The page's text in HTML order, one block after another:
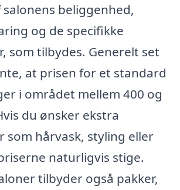
beliggenhed,
og de specifikke
som tilbydes. Generelt set
at prisen for et standard
i området mellem 400 og
du ønsker ekstra
som hårvask, styling eller
naturligvis stige.
tilbyder også pakker,